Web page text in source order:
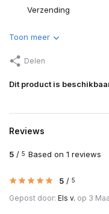
Verzending
Toon meer
Delen
Dit product is
Reviews
5 / 5 Based on 1 reviews
5 / 5
Gepost door: Els v. op 3